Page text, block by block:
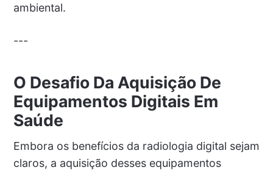
ambiental.
---
O Desafio Da Aquisição De
Equipamentos Digitais Em
Saúde
Embora os benefícios da radiologia digital sejam
claros, a aquisição desses equipamentos